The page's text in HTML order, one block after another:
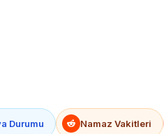
Durumu Namaz Vakitleri